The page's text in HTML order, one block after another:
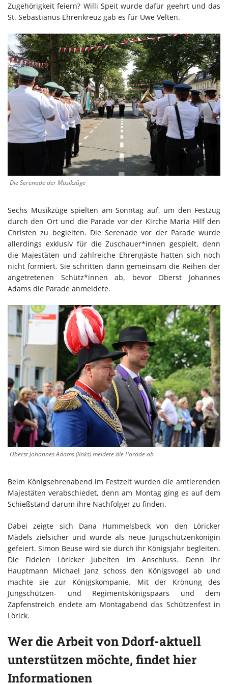
Zugehörigkeit feiern? Willi Speit wurde dafür geehrt und das
St. Sebastianus Ehrenkreuz gab es für Uwe Velten.
Die Serenade der Musikzüge
Sechs Musikzüge spielten am Sonntag auf, um den Festzug
durch den Ort und die Parade vor der Kirche Maria Hilf den
Christen zu begleiten. Die Serenade vor der Parade wurde
allerdings exklusiv für die Zuschauer*innen gespielt, denn
die Majestäten und zahlreiche Ehrengäste hatten sich noch
nicht formiert. Sie schritten dann gemeinsam die Reihen der
angetretenen Schütz*innen ab, bevor Oberst Johannes
Adams die Parade anmeldete.
Oberst Johannes Adams (links) meldete die Parade ab
Beim Königsehrenabend im Festzelt wurden die amtierenden
Majestäten verabschiedet, denn am Montag ging es auf dem
Schießstand darum ihre Nachfolger zu finden.
Dabei zeigte sich Dana Hummelsbeck von den Löricker
Mädels zielsicher und wurde als neue Jungschützenkönigin
gefeiert. Simon Beuse wird sie durch ihr Königsjahr begleiten.
Die Fidelen Löricker jubelten im Anschluss. Denn ihr
Hauptmann Michael Janz schoss den Königsvogel ab und
machte sie zur Königskompanie. Mit der Krönung des
Jungschützen- und Regimentskönigspaars und dem
Zapfenstreich endete am Montagabend das Schützenfest in
Lörick.
Wer die Arbeit von Ddorf-aktuell
unterstützen möchte, findet hier
Informationen